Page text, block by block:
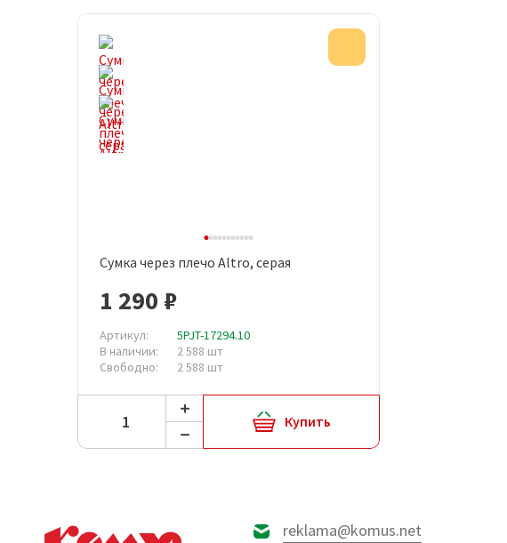
Быстрый просмотр
Сумка через плечо Altro, серая
1 290 ₽
Артикул:
5PJT-17294.10
В наличии:
2 588 шт
Свободно:
2 588 шт
Купить
reklama@komus.net